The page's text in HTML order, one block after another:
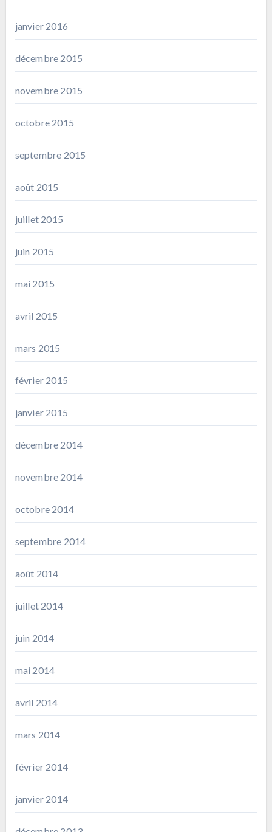
janvier 2016
décembre 2015
novembre 2015
octobre 2015
septembre 2015
août 2015
juillet 2015
juin 2015
mai 2015
avril 2015
mars 2015
février 2015
janvier 2015
décembre 2014
novembre 2014
octobre 2014
septembre 2014
août 2014
juillet 2014
juin 2014
mai 2014
avril 2014
mars 2014
février 2014
janvier 2014